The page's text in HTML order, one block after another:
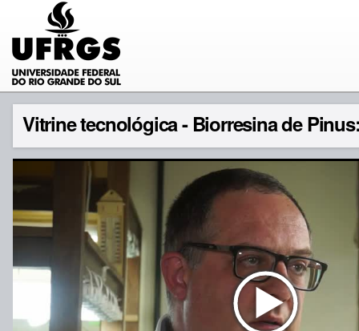
Vitrine tecnológica - Biorresina de